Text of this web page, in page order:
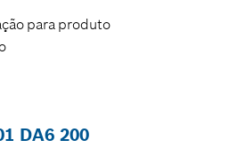
para produto
DA6 200